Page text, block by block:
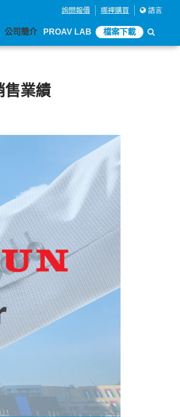
詢問報價 哪裡購買 語言
公司簡介 PROAV LAB 檔案下載
業績